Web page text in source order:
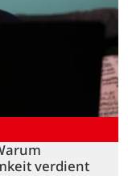
verdient